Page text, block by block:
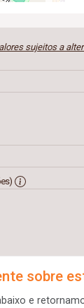
sujeitos a
sobre
e